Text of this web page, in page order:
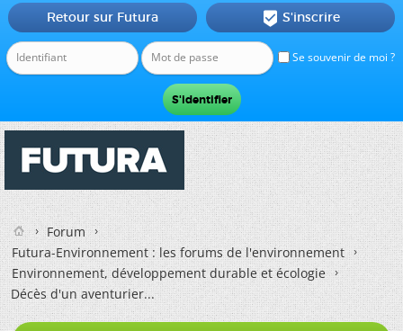
Se souvenir de moi ?
Retour sur Futura  S'inscrire
Forum
Futura-Environnement : les forums de l'environnement
Environnement, développement durable et écologie
Décès d'un aventurier...